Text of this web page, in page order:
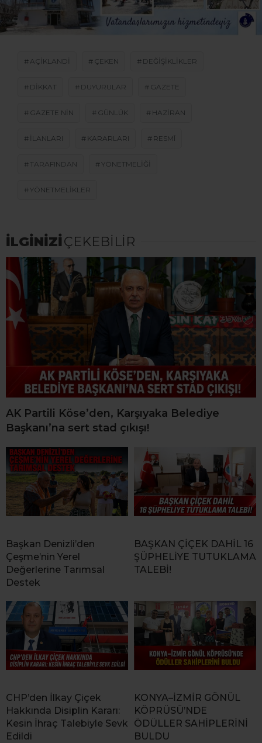
AÇIKLANDI ÇEKEN DEĞIŞIKLIKLER
DIKKAT DUYURULAR GAZETE
GAZETE NIN GÜNLÜK HAZIRAN
ILANLARI KARARLARI RESMÎ
TARAFINDAN YÖNETMELIĞI
YÖNETMELIKLER
İLGİNİZİÇEKEBİLİR
AK Partili Köse’den, Karşıyaka Belediye
Başkanı’na sert stad çıkışı!
Başkan Denizli’den
Çeşme’nin Yerel
Değerlerine Tarımsal
Destek
BAŞKAN ÇİÇEK DAHİL 16
ŞÜPHELİYE TUTUKLAMA
TALEBİ!
CHP’den İlkay Çiçek
Hakkında Disiplin Kararı:
Kesin İhraç Talebiyle Sevk
Edildi
KONYA–İZMİR GÖNÜL
KÖPRÜSÜ’NDE
ÖDÜLLER SAHİPLERİNİ
BULDU